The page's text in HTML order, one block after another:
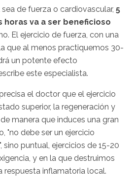
sea de fuerza o cardiovascular, 5
horas va a ser beneficioso
El ejercicio de fuerza, con una
que al menos practiquemos 30-
un potente efecto
este especialista.
el doctor que el ejercicio
superior, la regeneración y
manera que induces una gran
"no debe ser un ejercicio
puntual, ejercicios de 15-20
y en la que destruimos
respuesta inflamatoria local.